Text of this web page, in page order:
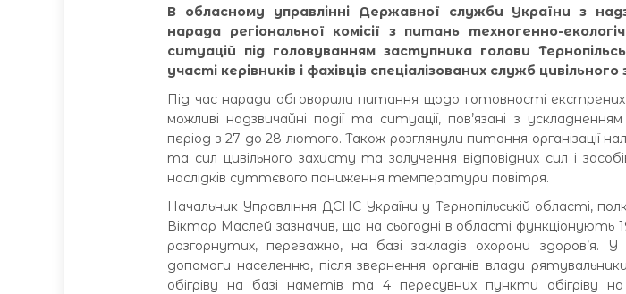
В обласному управлінні Державної служби України з
нарада регіональної комісії з питань техногенно-
ситуацій під головуванням заступника голови
участі керівників і фахівців спеціалізованих служб
Під час наради обговорили питання щодо готовності
можливі надзвичайні події та ситуації, пов’язані з
період з 27 до 28 лютого. Також розглянули питання організації
та сил цивільного захисту та залучення відповідних сил і
наслідків суттєвого пониження температури повітря.
Начальник Управління ДСНС України у Тернопільській області,
Віктор Маслей зазначив, що на сьогодні в області функціонують
розгорнутих, переважно, на базі закладів охорони здоров’я.
допомоги населенню, після звернення органів влади
обігріву на базі наметів та 4 пересувних пункти обігріву на